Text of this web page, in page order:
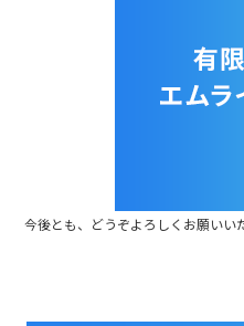
今後とも、どうぞよろしくお願いい